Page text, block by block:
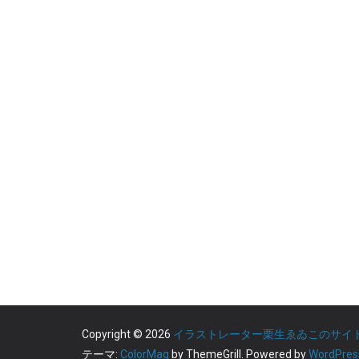
Copyright © 2026 イラストレーター栗生ゑゐこのサイ
テーマ: ColorMag by ThemeGrill. Powered by